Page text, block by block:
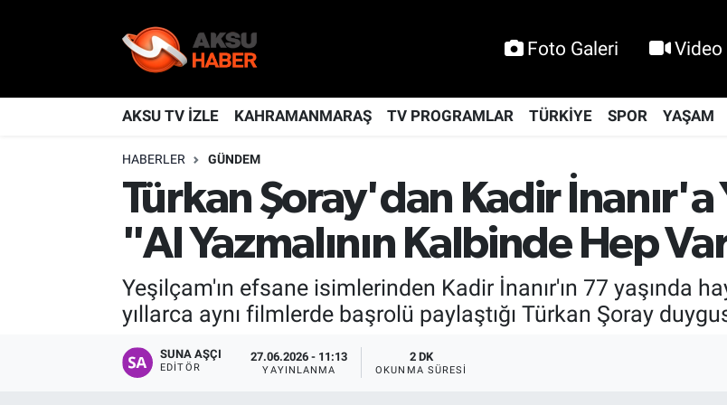
Foto Galeri Video
AKSU TV İZLE KAHRAMANMARAŞ TV PROGRAMLAR TÜRKİYE SPOR YAŞAM
HABERLER GÜNDEM
Türkan Şoray'dan Kadir İnanır'a
"Al Yazmalının Kalbinde Hep
Yeşilçam'ın efsane isimlerinden Kadir İnanır'ın 77 yaşında
yıllarca aynı filmlerde başrolü paylaştığı Türkan Şoray
SUNA AŞÇI
EDITÖR
27.06.2026 - 11:13
YAYINLANMA
2 DK
OKUNMA SÜRESI
KAHRAMANMARAŞ
Nöbetçi Eczaneler
Hava Durumu
Kahramanmaraş Namaz Vakitleri
Trafik Durumu
TFF 2.Lig Kırmızı Grup Puan Durumu ve Fikstür
Tüm Manşetler
Son Dakika Haberleri